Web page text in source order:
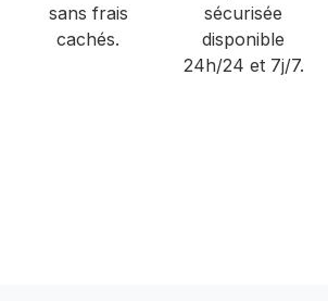
sans frais
cachés.
sécurisée
disponible
24h/24 et 7j/7.